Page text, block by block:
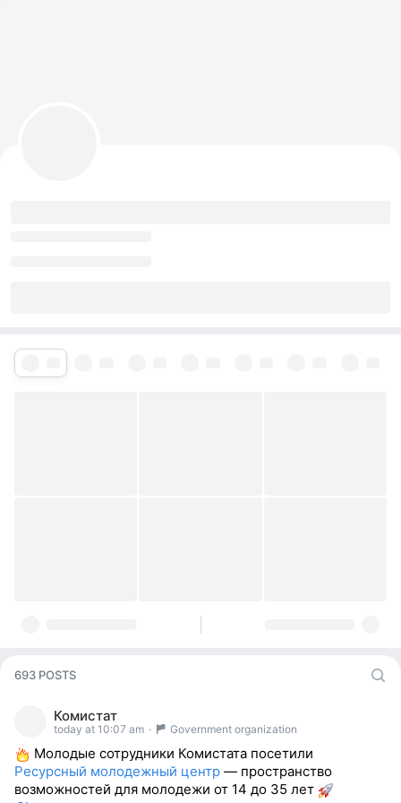
693 POSTS
Комистат
today at 10:07 am · Government organization
Молодые сотрудники Комистата посетили
Ресурсный молодежный центр — пространство
возможностей для молодежи от 14 до 35 лет